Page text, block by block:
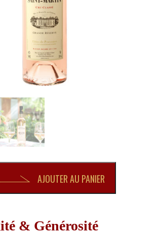
AJOUTER AU PANIER
& Générosité